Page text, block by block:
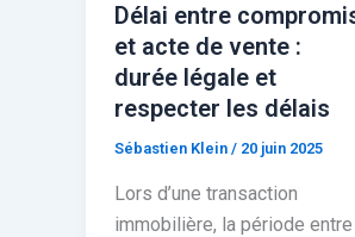
Délai entre
et acte de vente :
durée légale et
respecter les délais
Sébastien Klein / 20 juin 2025
Lors d’une transaction
immobilière, la période entre